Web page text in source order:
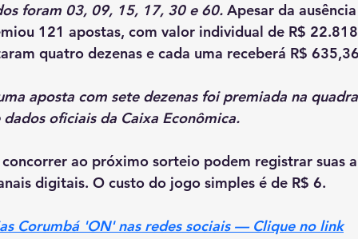
foram 03, 09, 15, 17, 30 e 60. Apesar da
121 apostas, com valor individual de R$
quatro dezenas e cada uma receberá R$
aposta com sete dezenas foi premiada na
oficiais da Caixa Econômica.
ao próximo sorteio podem registrar suas
digitais. O custo do jogo simples é de R$ 6.
Corumbá 'ON' nas redes sociais — Clique no link